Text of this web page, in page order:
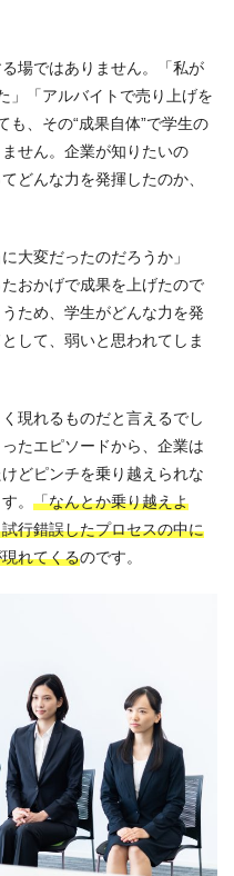
場ではありません。「私が
」「アルバイトで売り上げを
も、その“成果自体”で学生の
せん。企業が知りたいの
どんな力を発揮したのか、
大変だったのだろうか」
おかげで成果を上げたので
ため、学生がどんな力を発
して、弱いと思われてしま
現れるものだと言えるでし
たエピソードから、企業は
どピンチを乗り越えられな
。 「なんとか乗り越えよ
行錯誤したプロセスの中に
れてくるのです。